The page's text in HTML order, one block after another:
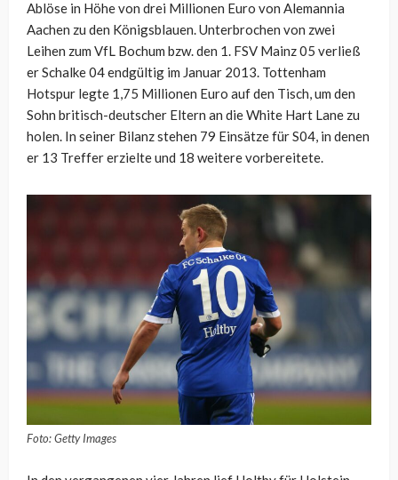
Ablöse in Höhe von drei Millionen Euro von Alemannia
Aachen zu den Königsblauen. Unterbrochen von zwei
Leihen zum VfL Bochum bzw. den 1. FSV Mainz 05 verließ
er Schalke 04 endgültig im Januar 2013. Tottenham
Hotspur legte 1,75 Millionen Euro auf den Tisch, um den
Sohn britisch-deutscher Eltern an die White Hart Lane zu
holen. In seiner Bilanz stehen 79 Einsätze für S04, in denen
er 13 Treffer erzielte und 18 weitere vorbereitete.
Foto: Getty Images